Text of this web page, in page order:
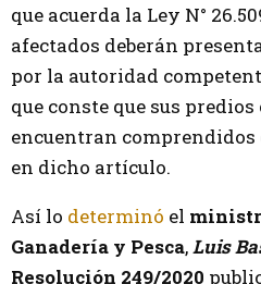
que acuerda la Ley N°
afectados deberán
por la autoridad
que conste que sus
encuentran comprendidos
en dicho artículo.
Así lo determinó el
Ganadería y Pesca,Luis
Resolución 249/2020